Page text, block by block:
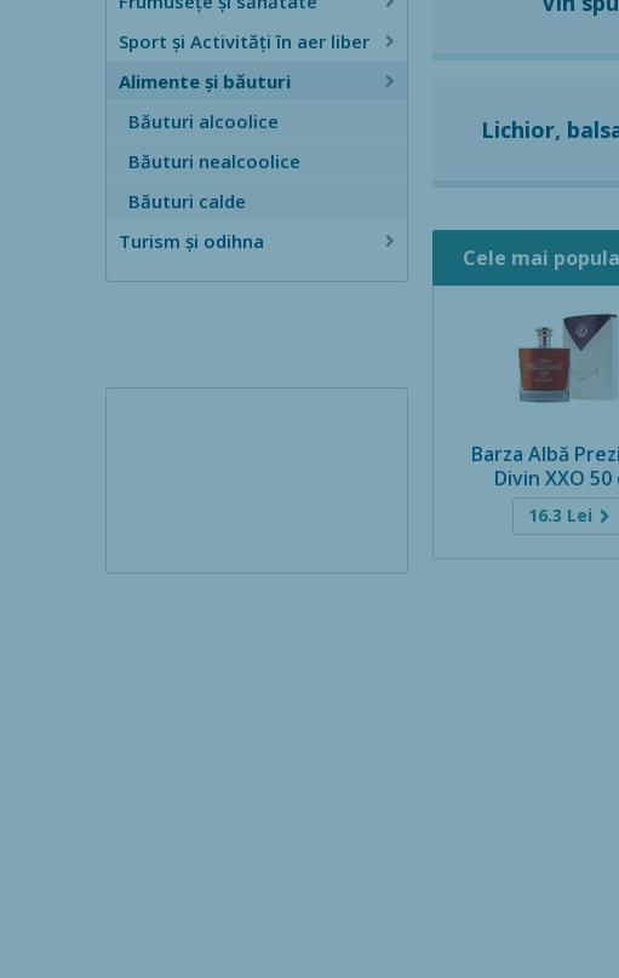
Sport și Activități în aer liber
Alimente și băuturi
Băuturi alcoolice
Băuturi nealcoolice
Băuturi calde
Turism și odihna
Lichior,
Cele mai
Barza Albă
Divin XXO
16.3 Lei